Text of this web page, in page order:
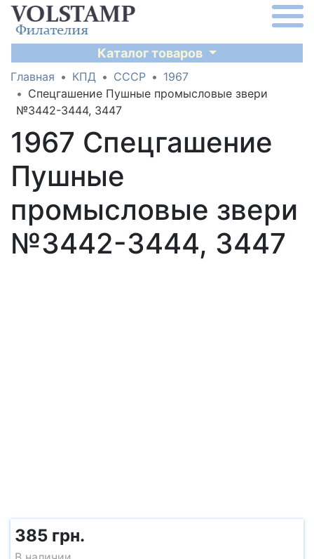
Каталог товаров
Главная КПД СССР
1967
Спецгашение Пушные промысловые звери
№3442-3444, 3447
1967 Спецгашение
Пушные
промысловые звери
№3442-3444, 3447
385 грн.